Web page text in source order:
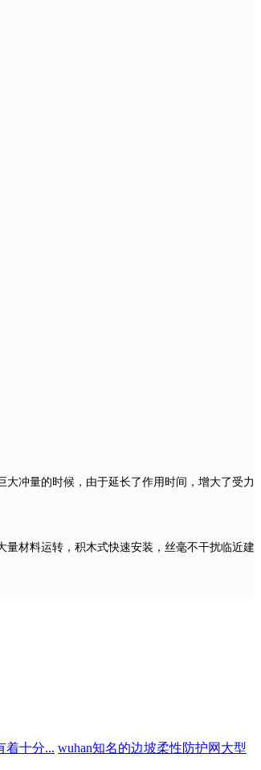
冲量的时候，由于延长了作用时间，增大了受力
材料运转，积木式快速安装，丝毫不干扰临近建
着十分... wuhan知名的边坡柔性防护网大型